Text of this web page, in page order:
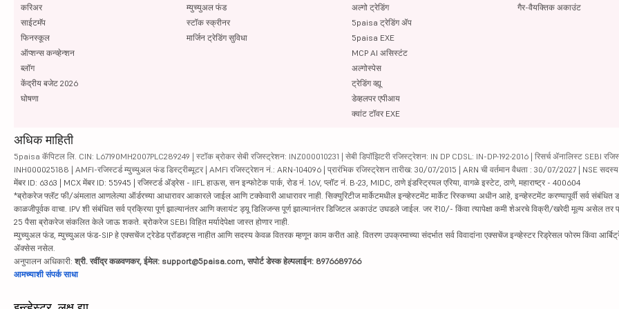
27405.1
IIFL फायनान्स लि 610 25905.71
नवीन फ्लोरिन ईन्टरनेशनल लिमिटेड 8660 44352.43
फर्स्टसोर्स सोल्युशन्स लिमिटेड 295 20793.69
मल्टी कमोडिटी एक्सचेंज ऑफ इंडिया लि 67368.85
सिन्जिन ईन्टरनेशनल लिमिटेड
केईसी ईन्टरनेशनल लिमिटेड
करिअर
साईटमॅप
फिनस्कूल
ऑप्शन्स कन्व्हेन्शन
ब्लॉग
केंद्रीय बजेट 2026
घोषणा
म्युच्युअल फंड
स्टॉक स्क्रीनर
मार्जिन ट्रेडिंग सुविधा
अल्गो ट्रेडिंग
5paisa ट्रेडिंग ॲप
5paisa EXE
MCP AI असिस्टंट
अल्गोस्पेस
ट्रेडिंग व्ह्यू
डेव्हलपर एपीआय
क्वांट टॉवर EXE
गैर-वैयक्तिक अकाउंट
अधिक माहिती
5paisa कॅपिटल लि. CIN: L67190MH2007PLC289249 | स्टॉक ब्रोकर सेबी रजिस्ट्रेशन: INZ000010231 | सेबी डिपॉझिटरी रजिस्ट्रेशन: IN DP CDSL: IN-DP-192-2016 | रिसर्च ॲनालिस्ट SEBI
INH000025188 | AMFI-रजिस्टर्ड म्युच्युअल फंड डिस्ट्रीब्यूटर | AMFI रजिस्ट्रेशन नं.: ARN-104096 | प्रारंभिक रजिस्ट्रेशन तारीख: 30/07/2015 | ARN ची वर्तमान वैधता : 30/07/2027 | NSE
मेंबर ID: 6363 | MCX मेंबर ID: 55945 | रजिस्टर्ड ॲड्रेस - IIFL हाऊस, सन इन्फोटेक पार्क, रोड नं. 16V, प्लॉट नं. B-23, MIDC, ठाणे इंडस्ट्रियल एरिया, वागळे इस्टेट, ठाणे, महाराष्ट्र - 400604
*ब्रोकरेज फ्लॅट फी/अंमलात आणलेल्या ऑर्डरच्या आधारावर आकारले जाईल आणि टक्केवारी आधारावर नाही. सिक्युरिटीज मार्केटमधील इन्व्हेस्टमेंट मार्केट रिस्कच्या अधीन आहे, इन्व्हेस्टमेंट करण्यापूर्वी सर्व संबंधित
काळजीपूर्वक वाचा. IPV शी संबंधित सर्व प्रक्रिया पूर्ण झाल्यानंतर आणि क्लायंट ड्यू डिलिजन्स पूर्ण झाल्यानंतर डिजिटल अकाउंट उघडले जाईल. जर ₹10/- किंवा त्यापेक्षा कमी शेअरचे विक्री/खरेदी मूल्य असेल तर
25 पैसा ब्रोकरेज संकलित केले जाऊ शकते. ब्रोकरेज SEBI विहित मर्यादेपेक्षा जास्त होणार नाही.
म्युच्युअल फंड, म्युच्युअल फंड-SIP हे एक्सचेंज ट्रेडेड प्रॉडक्ट्स नाहीत आणि सदस्य केवळ वितरक म्हणून काम करीत आहे. वितरण उपक्रमाच्या संदर्भात सर्व विवादांना एक्सचेंज इन्व्हेस्टर रिड्रेसल फोरम किंवा
ॲक्सेस नसेल.
अनुपालन अधिकारी: श्री. रवींद्र कळवणकर, ईमेल: support@5paisa.com, सपोर्ट डेस्क हेल्पलाईन: 8976689766
आमच्याशी संपर्क साधा